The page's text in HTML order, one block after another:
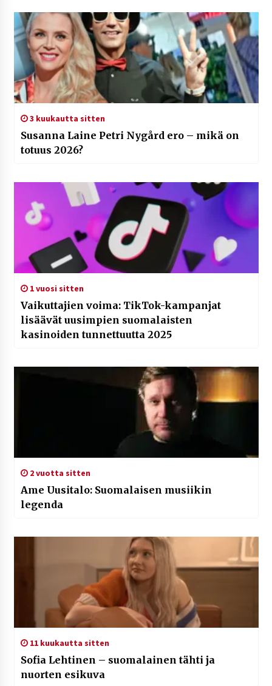
3 kuukautta sitten
Susanna Laine Petri Nygård ero – mikä on
totuus 2026?
1 vuosi sitten
Vaikuttajien voima: TikTok-kampanjat
lisäävät uusimpien suomalaisten
kasinoiden tunnettuutta 2025
2 vuotta sitten
Ame Uusitalo: Suomalaisen musiikin
legenda
11 kuukautta sitten
Sofia Lehtinen – suomalainen tähti ja
nuorten esikuva